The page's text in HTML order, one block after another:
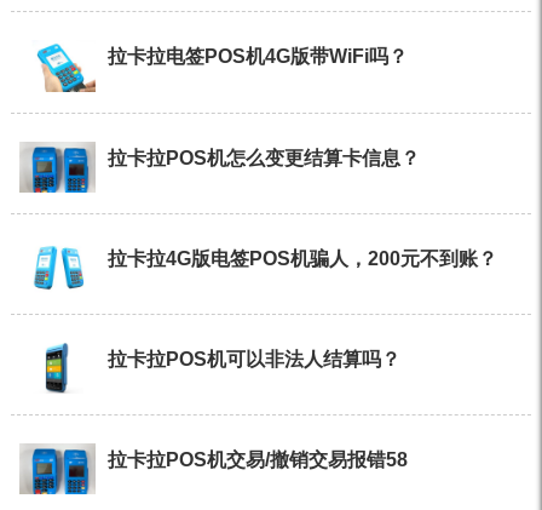
拉卡拉电签POS机4G版带WiFi吗？
拉卡拉POS机怎么变更结算卡信息？
拉卡拉4G版电签POS机骗人，200元不到账？
拉卡拉POS机可以非法人结算吗？
拉卡拉POS机交易/撤销交易报错58